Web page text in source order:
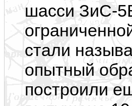
шасси ЗиС-
стали
опытный
построили